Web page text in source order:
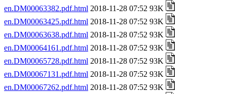
en.DM00063382.pdf.html 2018-11-28 07:52 93K
en.DM00063425.pdf.html 2018-11-28 07:52 93K
en.DM00063638.pdf.html 2018-11-28 07:52 93K
en.DM00064161.pdf.html 2018-11-28 07:52 93K
en.DM00065728.pdf.html 2018-11-28 07:52 93K
en.DM00067131.pdf.html 2018-11-28 07:52 93K
en.DM00067262.pdf.html 2018-11-28 07:52 93K